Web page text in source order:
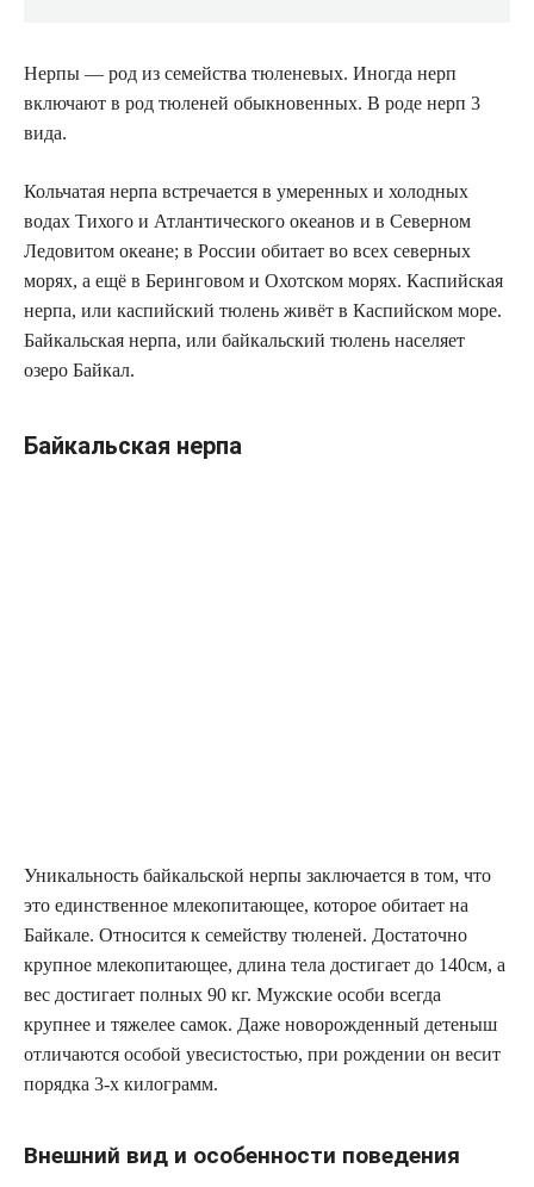
Нерпы — род из семейства тюленевых. Иногда нерп
включают в род тюленей обыкновенных. В роде нерп 3
вида.
Кольчатая нерпа встречается в умеренных и холодных
водах Тихого и Атлантического океанов и в Северном
Ледовитом океане; в России обитает во всех северных
морях, а ещё в Беринговом и Охотском морях. Каспийская
нерпа, или каспийский тюлень живёт в Каспийском море.
Байкальская нерпа, или байкальский тюлень населяет
озеро Байкал.
Байкальская нерпа
Уникальность байкальской нерпы заключается в том, что
это единственное млекопитающее, которое обитает на
Байкале. Относится к семейству тюленей. Достаточно
крупное млекопитающее, длина тела достигает до 140см, а
вес достигает полных 90 кг. Мужские особи всегда
крупнее и тяжелее самок. Даже новорожденный детеныш
отличаются особой увесистостью, при рождении он весит
порядка 3-х килограмм.
Внешний вид и особенности поведения